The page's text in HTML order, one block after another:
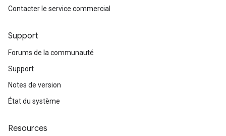
Contacter le service commercial
Support
Forums de la communauté
Support
Notes de version
État du système
Resources